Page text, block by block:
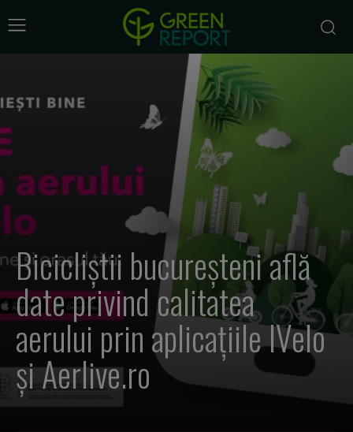
Bicicliștii bucureșteni află
date privind calitatea
aerului prin aplicațiile IVelo
și Aerlive.ro